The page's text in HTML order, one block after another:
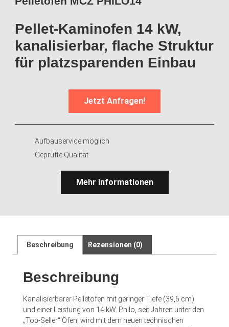
Pellet-Kaminofen 14 kW,
kanalisierbar, flache Struktur
für platzsparenden Einbau
Jetzt Anfragen!
Aufbauservice möglich
Geprüfte Qualität
Mehr Informationen
Beschreibung Rezensionen (0)
Beschreibung
Kanalisierbarer Pelletofen mit geringer Tiefe (39,6 cm)
und einer Leistung von 14 kW. Philo, seit Jahren unter den
„Top-Seller“ Öfen, wird mit dem neuen technischen